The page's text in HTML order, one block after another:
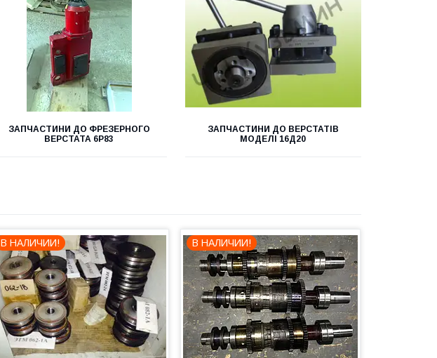
ЗАПЧАСТИНИ ДО ФРЕЗЕРНОГО
ВЕРСТАТА 6Р83
ЗАПЧАСТИНИ ДО ВЕРСТАТІВ
МОДЕЛІ 16Д20
В НАЛИЧИИ! В НАЛИЧИИ!